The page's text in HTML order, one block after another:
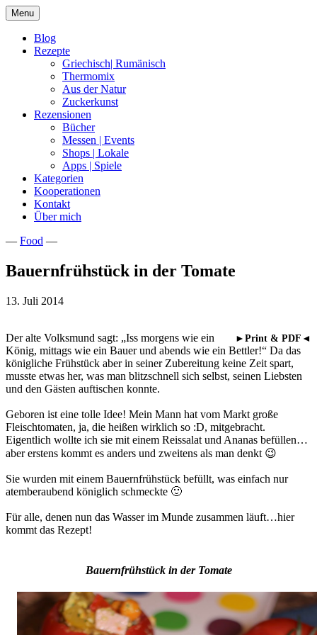
Skip
to
content
Menu
Blog
Rezepte
Griechisch| Rumänisch
Thermomix
Aus der Natur
Zuckerkunst
Rezensionen
Bücher
Messen | Events
Shops | Lokale
Apps | Spiele
Kategorien
Kooperationen
Kontakt
Über mich
Nia Latea
— Food —
Bauernfrühstück in der Tomate
13. Juli 2014
►Print & PDF◄
Der alte Volksmund sagt: „Iss morgens wie ein
König, mittags wie ein Bauer und abends wie ein Bettler!“ Da das
königliche Frühstück aber in seiner Zubereitung keine Zeit spart,
musste etwas her, was man blitzschnell sich selbst, seinen Liebsten
und den Gästen auftischen konnte.
Geboren ist eine tolle Idee! Mein Mann hat vom Markt große
Fleischtomaten, ja, die heißen wirklich so :D, mitgebracht.
Eigentlich wollte ich sie mit einem Reissalat und Ananas befüllen…
aber erstens kommt es anders und zweitens als man denkt 😉
Sie wurden mit einem Bauernfrühstück befüllt, was einfach nur
atemberaubend königlich schmeckte 🙂
Für alle, denen nun das Wasser im Munde zusammen läuft…hier
kommt das Rezept!
Bauernfrühstück in der Tomate